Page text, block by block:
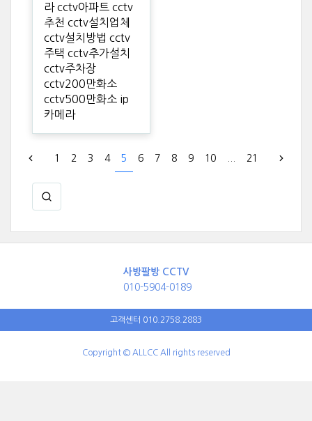
라 cctv아파트 cctv
추천 cctv설치업체
cctv설치방법 cctv
주택 cctv추가설치
cctv주차장
cctv200만화소
cctv500만화소 ip
카메라
1 2 3 4 5 6 7 8 9 10 21
사방팔방 CCTV
010-5904-0189
고객센터 010.2758.2883
Copyright © ALLCC All rights reserved